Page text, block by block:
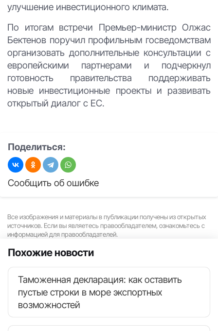
улучшение инвестиционного климата.
По итогам встречи Премьер-министр Олжас
Бектенов поручил профильным госведомствам
организовать дополнительные консультации с
европейскими партнерами и подчеркнул
готовность правительства поддерживать
новые инвестиционные проекты и развивать
открытый диалог с ЕС.
Поделиться:
Сообщить об ошибке
Все изображения и материалы в публикации получены из открытых
источников. Если вы являетесь правообладателем, ознакомьтесь с
информацией для правообладателей.
Похожие новости
Таможенная декларация: как оставить
пустые строки в море экспортных
возможностей